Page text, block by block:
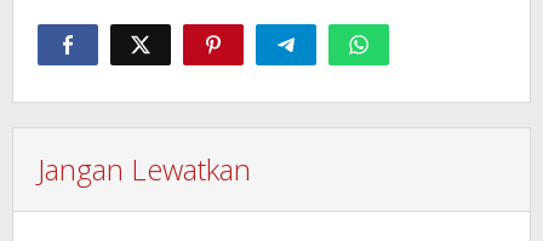
Jangan Lewatkan